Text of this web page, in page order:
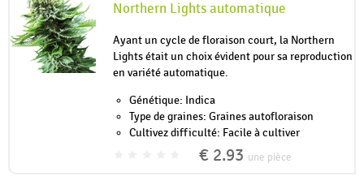
Northern Lights automatique
Ayant un cycle de floraison court, la Northern
Lights était un choix évident pour sa reproduction
en variété automatique.
Génétique: Indica
Type de graines: Graines autofloraison
Cultivez difficulté: Facile à cultiver
€ 2.93 une pièce